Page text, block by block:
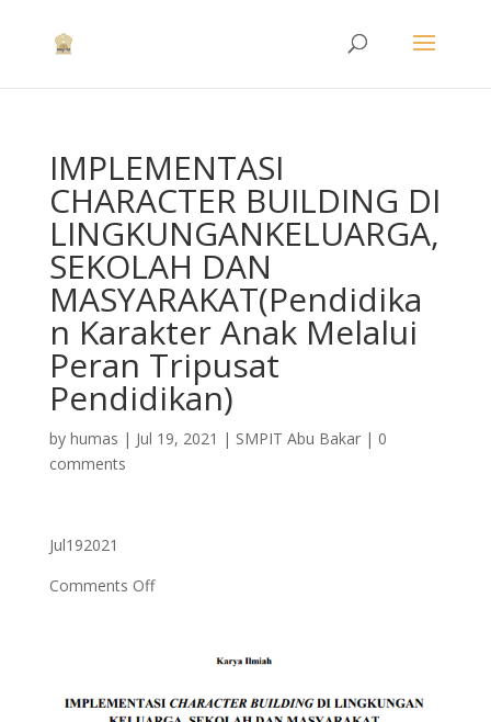
IMPLEMENTASI
CHARACTER BUILDING DI
LINGKUNGANKELUARGA,
SEKOLAH DAN
MASYARAKAT(Pendidika
n Karakter Anak Melalui
Peran Tripusat
Pendidikan)
by humas | Jul 19, 2021 | SMPIT Abu Bakar| 0
comments
Jul192021
Comments Offon
BUILDING
LINGKUNGAN